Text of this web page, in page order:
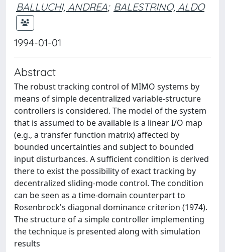
BALLUCHI, ANDREA; BALESTRINO, ALDO
1994-01-01
Abstract
The robust tracking control of MIMO systems by
means of simple decentralized variable-structure
controllers is considered. The model of the system
that is assumed to be available is a linear I/O map
(e.g., a transfer function matrix) affected by
bounded uncertainties and subject to bounded
input disturbances. A sufficient condition is derived
there to exist the possibility of exact tracking by
decentralized sliding-mode control. The condition
can be seen as a time-domain counterpart to
Rosenbrock's diagonal dominance criterion (1974).
The structure of a simple controller implementing
the technique is presented along with simulation
results